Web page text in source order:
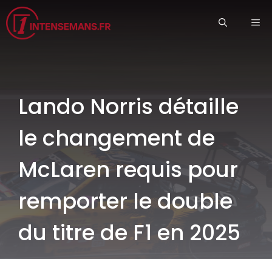
Aller
au
contenu
Lando Norris détaille
le changement de
McLaren requis pour
remporter le double
du titre de F1 en 2025